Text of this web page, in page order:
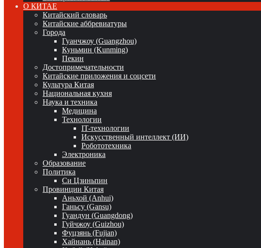
О КИТАЕ
Китайский словарь
Китайские аббревиатуры
Города
Гуанчжоу (Guangzhou)
Куньмин (Kunming)
Пекин
Достопримечательности
Китайские приложения и соцсети
Культура Китая
Национальная кухня
Наука и техника
Медицина
Технологии
IT-технологии
Искусственный интеллект (ИИ)
Робототехника
Электроника
Образование
Политика
Си Цзиньпин
Провинции Китая
Аньхой (Anhui)
Ганьсу (Gansu)
Гуандун (Guangdong)
Гуйчжоу (Guizhou)
Фуцзянь (Fujian)
Хайнань (Hainan)